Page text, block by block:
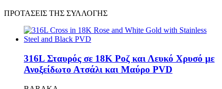
ΠΡΟΤΑΣΕΙΣ ΤΗΣ ΣΥΛΛΟΓΗΣ
316L Σταυρός σε 18Κ Ροζ και Λευκό Χρυσό με
Ανοξείδωτο Ατσάλι και Μαύρο PVD